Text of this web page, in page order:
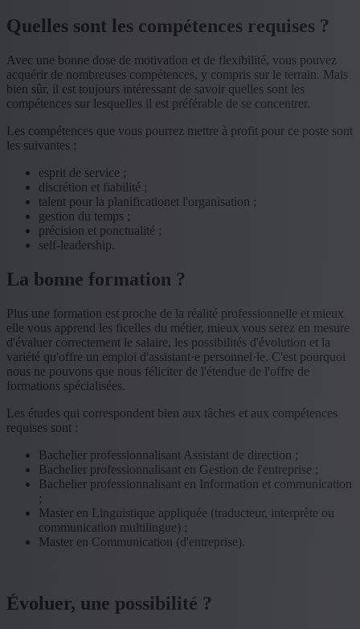
Quelles sont les compétences requises ?
Avec une bonne dose de motivation et de flexibilité, vous pouvez
acquérir de nombreuses compétences, y compris sur le terrain. Mais
bien sûr, il est toujours intéressant de savoir quelles sont les
compétences sur lesquelles il est préférable de se concentrer.
Les compétences que vous pourrez mettre à profit pour ce poste sont
les suivantes :
esprit de service ;
discrétion et fiabilité ;
talent pour la planificationet l'organisation ;
gestion du temps ;
précision et ponctualité ;
self-leadership.
La bonne formation ?
Plus une formation est proche de la réalité professionnelle et mieux
elle vous apprend les ficelles du métier, mieux vous serez en mesure
d'évaluer correctement le salaire, les possibilités d'évolution et la
variété qu'offre un emploi d'assistant·e personnel·le. C'est pourquoi
nous ne pouvons que nous féliciter de l'étendue de l'offre de
formations spécialisées.
Les études qui correspondent bien aux tâches et aux compétences
requises sont :
Bachelier professionnalisant Assistant de direction ;
Bachelier professionnalisant en Gestion de l'entreprise ;
Bachelier professionnalisant en Information et communication
;
Master en Linguistique appliquée (traducteur, interprète ou
communication multilingue) ;
Master en Communication (d'entreprise).
Évoluer, une possibilité ?